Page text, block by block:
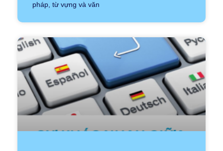
pháp, từ vựng và văn